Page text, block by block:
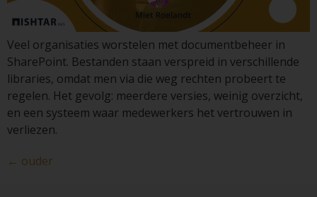
Veel organisaties worstelen met documentbeheer in
SharePoint. Bestanden staan verspreid in verschillende
libraries, omdat men via die weg rechten probeert te
regelen. Het gevolg: meerdere versies, weinig overzicht,
en een systeem waar medewerkers het vertrouwen in
verliezen.
← ouder